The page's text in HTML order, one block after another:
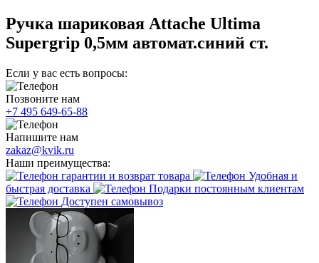
Ручка шариковая Attache Ultima
Supergrip 0,5мм автомат.синий ст.
Если у вас есть вопросы:
Позвоните нам
+7 495 649-65-88
Напишите нам
zakaz@kvik.ru
Наши преимущества:
гарантии и возврат товара
Удобная и
быстрая доставка
Подарки постоянным клиентам
Доступен самовывоз